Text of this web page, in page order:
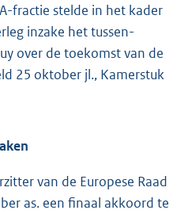
fractie stelde in het kader
inzake het tussen-
over de toekomst van de
25 oktober jl., Kamerstuk
van de Europese Raad
as. een finaal akkoord te